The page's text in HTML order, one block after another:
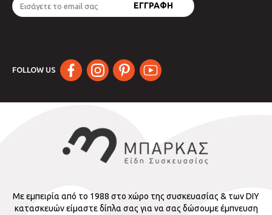
FOLLOW US
Με εμπειρία από το 1988 στο χώρο της συσκευασίας & των DIY
κατασκευών είμαστε δίπλα σας για να σας δώσουμε έμπνευση